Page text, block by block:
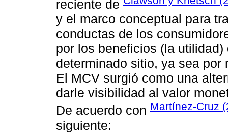
reciente de
y el marco conceptual para
conductas de los
por los beneficios (la
determinado sitio, ya sea
El MCV surgió como una
darle visibilidad al valor
De acuerdo con Martínez-Cruz
siguiente: